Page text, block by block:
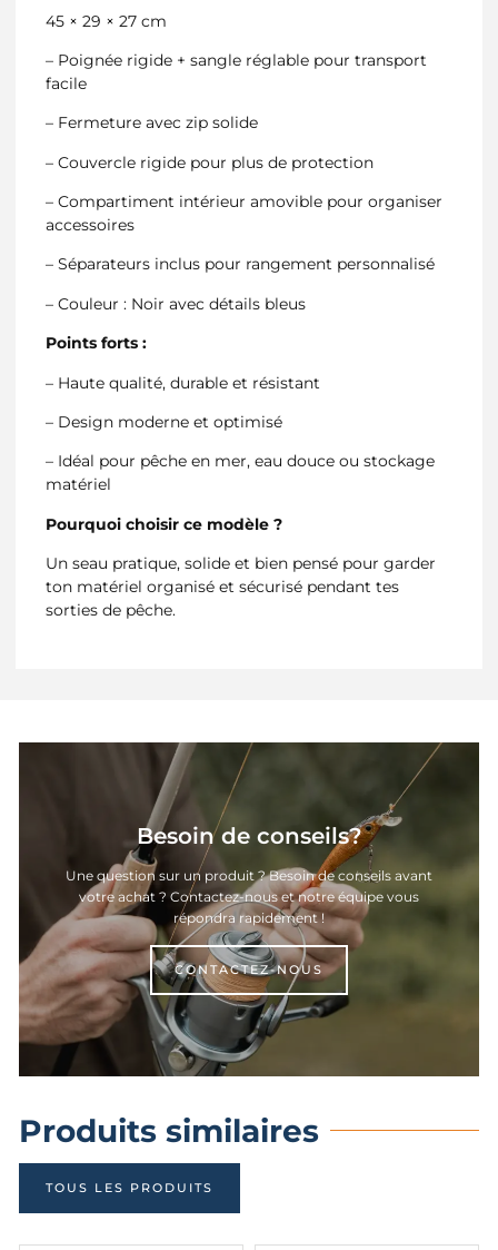
45 × 29 × 27 cm
– Poignée rigide + sangle réglable pour transport
facile
– Fermeture avec zip solide
– Couvercle rigide pour plus de protection
– Compartiment intérieur amovible pour organiser
accessoires
– Séparateurs inclus pour rangement personnalisé
– Couleur : Noir avec détails bleus
Points forts :
– Haute qualité, durable et résistant
– Design moderne et optimisé
– Idéal pour pêche en mer, eau douce ou stockage
matériel
Pourquoi choisir ce modèle ?
Un seau pratique, solide et bien pensé pour garder
ton matériel organisé et sécurisé pendant tes
sorties de pêche.
Besoin de conseils?
Une question sur un produit ? Besoin de conseils avant
votre achat ? Contactez-nous et notre équipe vous
répondra rapidement !
CONTACTEZ-NOUS
Produits similaires
TOUS LES PRODUITS